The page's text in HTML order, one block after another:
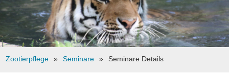
Zootierpflege Seminare Seminare Details